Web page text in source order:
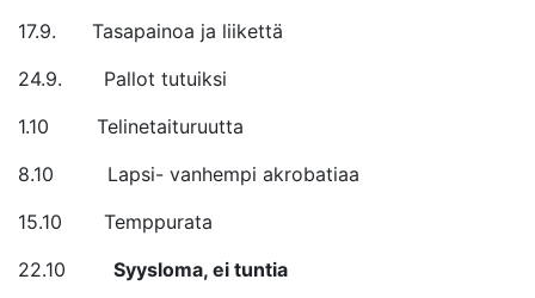
17.9. Tasapainoa ja liikettä
24.9. Pallot tutuiksi
1.10 Telinetaituruutta
8.10 Lapsi- vanhempi akrobatiaa
15.10 Temppurata
22.10 Syysloma, ei tuntia